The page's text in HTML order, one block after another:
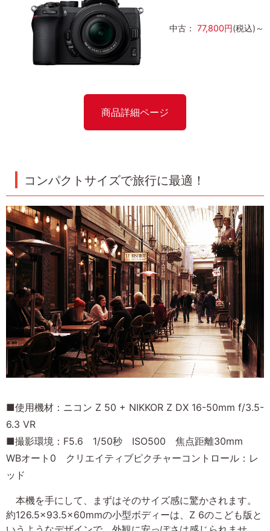
中古： 77,800円(税込)～
商品詳細ページ
コンパクトサイズで旅行に最適！
■使用機材：ニコン Z 50 + NIKKOR Z DX 16-50mm f/3.5-
6.3 VR
■撮影環境：F5.6 1/50秒 ISO500 焦点距離30mm
WBオート0 クリエイティブピクチャーコントロール：レ
ッド
本機を手にして、まずはそのサイズ感に驚かされます。
約126.5×93.5×60mmの小型ボディーは、Z 6のこども版と